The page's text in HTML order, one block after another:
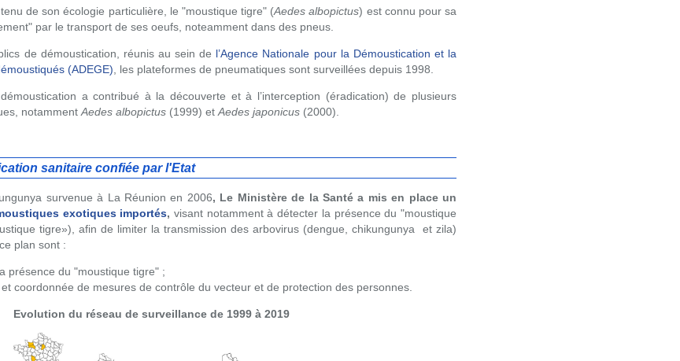
de son écologie particulière, le "moustique tigre" (Aedes albopictus) est connu pour sa
par le transport de ses oeufs, noteamment dans des pneus.
de démoustication, réunis au sein de l’Agence Nationale pour la Démoustication et la
(ADEGE) , les plateformes de pneumatiques sont surveillées depuis 1998.
a contribué à la découverte et à l’interception (éradication) de plusieurs
notamment Aedes albopictus (1999) et Aedes japonicus (2000).
sanitaire confiée par l'Etat
survenue à La Réunion en 2006, Le Ministère de la Santé a mis en place un
exotiques importés,visant notamment à détecter la présence du "moustique
tigre»), afin de limiter la transmission des arbovirus (dengue, chikungunya et zila)
plan sont :
présence du "moustique tigre" ;
coordonnée de mesures de contrôle du vecteur et de protection des personnes.
Evolution du réseau de surveillance de 1999 à 2019